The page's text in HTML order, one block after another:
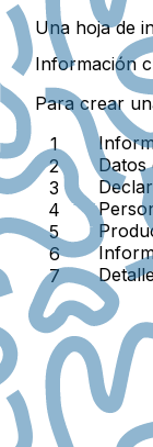
Una hoja de
Información
Para crear
Datos